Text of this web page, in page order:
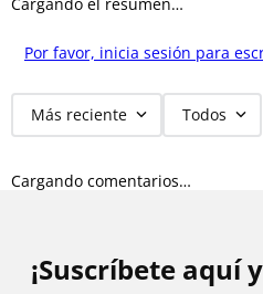
Cargando el resumen…
Por favor, inicia sesión para
Más reciente Todos
Cargando comentarios…
¡Suscríbete aquí